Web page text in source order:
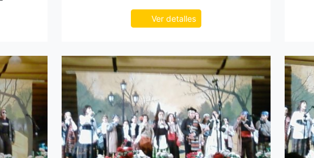
Ver detalles